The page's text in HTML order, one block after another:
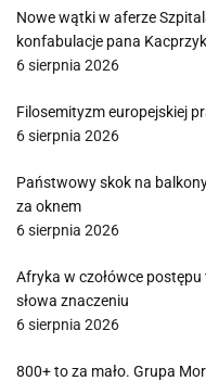
Nowe wątki w aferze
konfabulacje pana
6 sierpnia 2026
Filosemityzm europejskiej
6 sierpnia 2026
Państwowy skok na
za oknem
6 sierpnia 2026
Afryka w czołówce
słowa znaczeniu
6 sierpnia 2026
800+ to za mało. Grupa